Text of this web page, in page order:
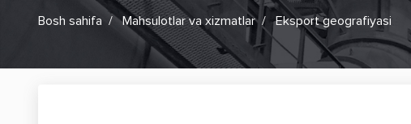
Bosh sahifa Mahsulotlar va xizmatlar Eksport geografiyasi